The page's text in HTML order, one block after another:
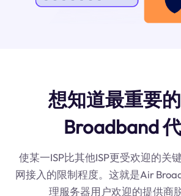
想知道最重要
Broadband
使某一ISP比其他ISP更受欢迎的关
网接入的限制程度。这就是Air
理服务器用户欢迎的提供商